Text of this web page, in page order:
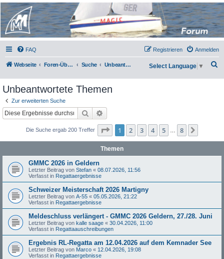
Micro Magic Forum
Deutschland
FAQ Anmelden
Registrieren
Webseite Foren-Übersicht Suche Unbeantwortete Themen Select Language ▼
Unbeantwortete Themen
Zur erweiterten Suche
Suche
Die Suche ergab 200 Treffer Seite 1von
1 2 3 4 5 8
Themen
GMMC 2026 in Geldern
Letzter Beitrag von Stefan « 08.07.2026, 11:56
Verfasst in Regattaergebnisse
Schweizer Meisterschaft 2026 Martigny
Letzter Beitrag von A-55 « 05.05.2026, 21:22
Verfasst in Regattaergebnisse
Meldeschluss verlängert - GMMC 2026 Geldern, 27./28. Juni
Letzter Beitrag von kalle saage « 30.04.2026, 11:00
Verfasst in Regattaauschreibungen
Ergebnis RL-Regatta am 12.04.2026 auf dem Kemnader See
Letzter Beitrag von Marco « 12.04.2026, 19:08
Verfasst in Regattaergebnisse